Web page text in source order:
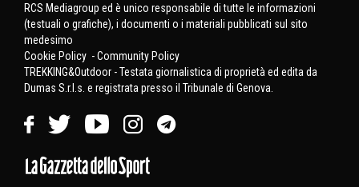
RCS Mediagroup ed è unico responsabile di tutte le informazioni
(testuali o grafiche), i documenti o i materiali pubblicati sul sito
medesimo
Cookie Policy -Community Policy
TREKKING&Outdoor - Testata giornalistica di proprietà ed edita da
Dumas S.r.l.s. e registrata presso il Tribunale di Genova.